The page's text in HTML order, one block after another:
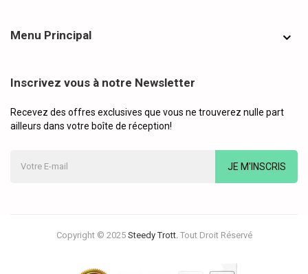
Menu Principal
Inscrivez vous à notre Newsletter
Recevez des offres exclusives que vous ne trouverez nulle part
ailleurs dans votre boîte de réception!
JE M'INSCRIS
Copyright © 2025 Steedy Trott. Tout Droit Réservé